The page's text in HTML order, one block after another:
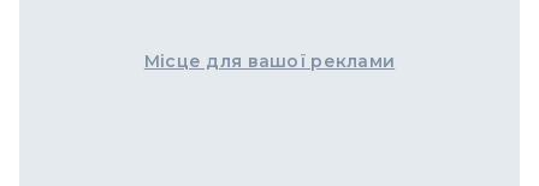
Місце для вашої реклами